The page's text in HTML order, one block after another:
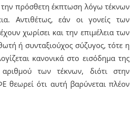
πρόσθετη έκπτωση λόγω τέκνων
Αντιθέτως, εάν οι γονείς των
χωρίσει και την επιμέλεια των
ή συνταξιούχος σύζυγος, τότε η
κανονικά στο εισόδημα της
των τέκνων, διότι στην
θεωρεί ότι αυτή βαρύνεται πλέον